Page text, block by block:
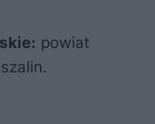
powiat